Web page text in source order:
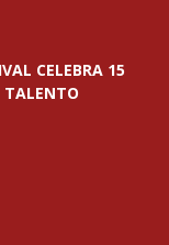
CELEBRA 15
TALENTO